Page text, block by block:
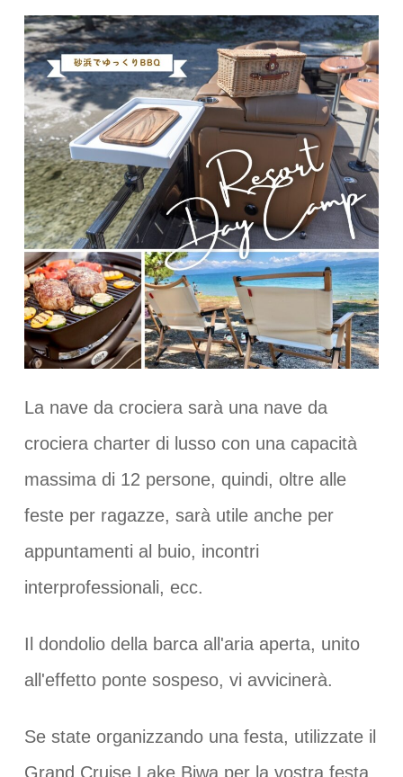
La nave da crociera sarà una nave da
crociera charter di lusso con una capacità
massima di 12 persone, quindi, oltre alle
feste per ragazze, sarà utile anche per
appuntamenti al buio, incontri
interprofessionali, ecc.
Il dondolio della barca all'aria aperta, unito
all'effetto ponte sospeso, vi avvicinerà.
Se state organizzando una festa, utilizzate il
Grand Cruise Lake Biwa per la vostra festa